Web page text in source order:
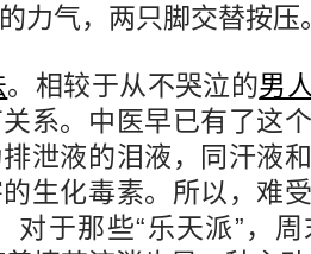
力气，两只脚交替按压
。相较于从不哭泣的男
系。中医早已有了这
泄液的泪液，同汗液
生化毒素。所以，难
对于那些“乐天派”，